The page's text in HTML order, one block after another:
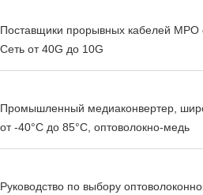
Поставщики прорывных кабелей MPO
Сеть от 40G до 10G
Промышленный медиаконвертер,
от -40°C до 85°C, оптоволокно-медь
Руководство по выбору